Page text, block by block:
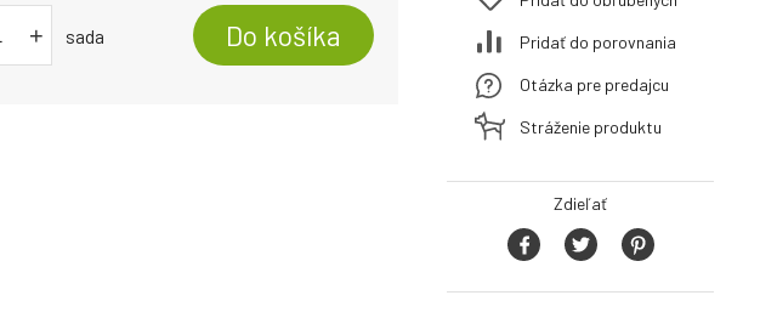
+ sada Do košíka Pridať do porovnania
Otázka pre predajcu
Stráženie produktu
Zdieľať